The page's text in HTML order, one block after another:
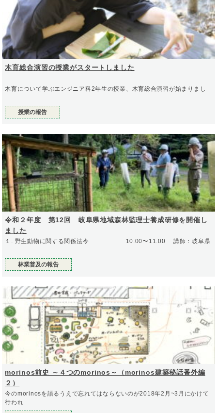
木育総合演習の授業がスタートしました
木育について学ぶエンジニア科2年生の授業、木育総合演習が始まりまし
授業の報告
令和２年度 第12回 岐阜県地域森林監理士養成研修を開催し
ました
１. 野生動物に関する関係法令 10:00〜11:00 講師：岐阜県
林業普及の報告
morinos前史 ～４つのmorinos～（morinos建築秘話番外編
２）
今のmorinosを語るうえで忘れてはならないのが2018年2月~3月にかけて
行われ